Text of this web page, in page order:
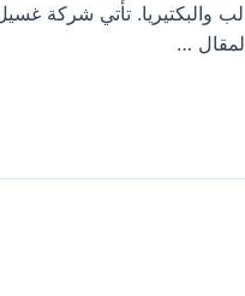
والبكتيريا. تأتي شركة
…